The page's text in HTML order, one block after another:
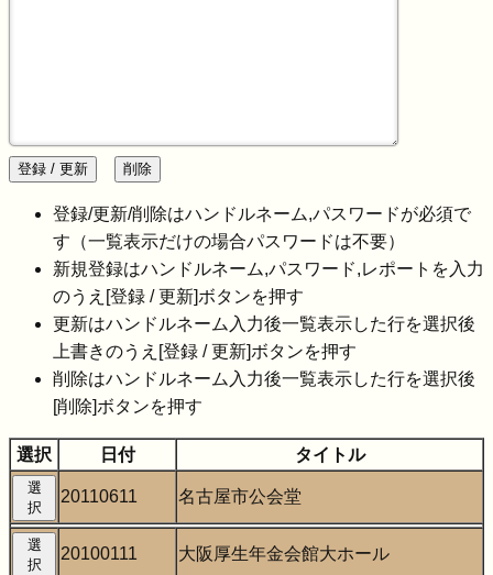
登録 / 更新 削除
登録/更新/削除はハンドルネーム,パスワードが必須で
す（一覧表示だけの場合パスワードは不要）
新規登録はハンドルネーム,パスワード,レポートを入力
のうえ[登録 / 更新]ボタンを押す
更新はハンドルネーム入力後一覧表示した行を選択後
上書きのうえ[登録 / 更新]ボタンを押す
削除はハンドルネーム入力後一覧表示した行を選択後
[削除]ボタンを押す
選択 日付 タイトル
選
択
20110611 名古屋市公会堂
選
択
20100111 大阪厚生年金会館大ホール